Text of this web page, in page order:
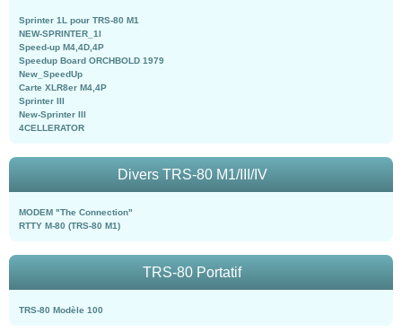
Sprinter 1L pour TRS-80 M1
NEW-SPRINTER_1l
Speed-up M4,4D,4P
Speedup Board ORCHBOLD 1979
New_SpeedUp
Carte XLR8er M4,4P
Sprinter III
New-Sprinter III
4CELLERATOR
Divers TRS-80 M1/III/IV
MODEM "The Connection"
RTTY M-80 (TRS-80 M1)
TRS-80 Portatif
TRS-80 Modèle 100